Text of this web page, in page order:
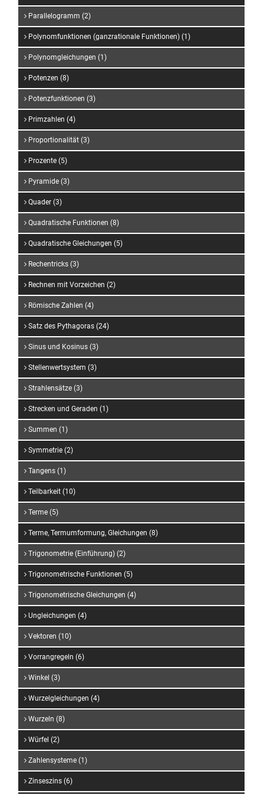
Parallelogramm (2)
Polynomfunktionen (ganzrationale Funktionen) (1)
Polynomgleichungen (1)
Potenzen (8)
Potenzfunktionen (3)
Primzahlen (4)
Proportionalität (3)
Prozente (5)
Pyramide (3)
Quader (3)
Quadratische Funktionen (8)
Quadratische Gleichungen (5)
Rechentricks (3)
Rechnen mit Vorzeichen (2)
Römische Zahlen (4)
Satz des Pythagoras (24)
Sinus und Kosinus (3)
Stellenwertsystem (3)
Strahlensätze (3)
Strecken und Geraden (1)
Summen (1)
Symmetrie (2)
Tangens (1)
Teilbarkeit (10)
Terme (5)
Terme, Termumformung, Gleichungen (8)
Trigonometrie (Einführung) (2)
Trigonometrische Funktionen (5)
Trigonometrische Gleichungen (4)
Ungleichungen (4)
Vektoren (10)
Vorrangregeln (6)
Winkel (3)
Wurzelgleichungen (4)
Wurzeln (8)
Würfel (2)
Zahlensysteme (1)
Zinseszins (6)